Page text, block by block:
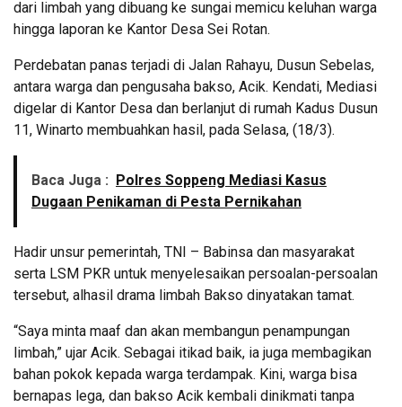
dari limbah yang dibuang ke sungai memicu keluhan warga
hingga laporan ke Kantor Desa Sei Rotan.
Perdebatan panas terjadi di Jalan Rahayu, Dusun Sebelas,
antara warga dan pengusaha bakso, Acik. Kendati, Mediasi
digelar di Kantor Desa dan berlanjut di rumah Kadus Dusun
11, Winarto membuahkan hasil, pada Selasa, (18/3).
Baca Juga : Polres Soppeng Mediasi Kasus
Dugaan Penikaman di Pesta Pernikahan
Hadir unsur pemerintah, TNI – Babinsa dan masyarakat
serta LSM PKR untuk menyelesaikan persoalan-persoalan
tersebut, alhasil drama limbah Bakso dinyatakan tamat.
“Saya minta maaf dan akan membangun penampungan
limbah,” ujar Acik. Sebagai itikad baik, ia juga membagikan
bahan pokok kepada warga terdampak. Kini, warga bisa
bernapas lega, dan bakso Acik kembali dinikmati tanpa